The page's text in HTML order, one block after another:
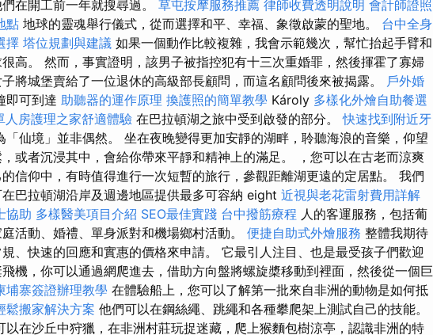
在開工前一年就搜尋過。 草屯按摩服務推薦 律師收費透明說明 會計師證照
點 地球的靈魂舉行儀式，從而選擇和平、幸福、象徵啟蒙的聖地。 台中全身
擇 塔位規劃與建議 如果一個動作比較複雜，我會示範幾次，幫忙抬起手臂和
高。 然而，事實證明，該男子被指控犯有十三次重婚罪，然後揮霍了寡婦
將城堡賣給了一位退休的高級部長顧問，而這名顧問後來被揭露。 戶外婚
即可到達 助聽器的運作原理 換護照的簡單教學 Károly 多樣化外燴自助餐選
人房護理之家舒適體驗 在巴拉頓湖之旅中受到啟發的部分。快速找到附近牙
「仙境」並非偶然。 坐在夜晚變得更加安靜的湖畔，聆聽海浪的音樂，仰望
或者沉浸其中，會給你帶來平靜和精神上的滿足。 ，您可以在古老而涼爽
信仰中，有時值得進行一次短暫的旅行，參觀距離湖更遠的定居點。 我們
巴拉頓湖沿岸及週邊地區提供最多可容納 eight 近視與老花雷射費用詳解
協助 多樣醫美項目介紹 SEO最佳實踐 台中撥筋療程 人的客運服務，包括葡
活動、婚禮、單身派對和機場鄉村活動。 便捷自助式外燴服務 整體我期待
、快速的回應和實惠的價格來申請。 它最引人注目、也是最受孩子們歡迎
機，你可以通過網爬進去，借助方向盤將螺旋槳移動到裡面，然後從一個巨
埔寨簽證辦理教學 在體驗船上，您可以了解第一批來自非洲的動物是如何抵
鬆搬家解決方案 他們可以在鋼絲繩、跳繩和各種攀爬架上測試自己的技能。
以在沙丘中狩獵，在非洲村莊玩捉迷藏，爬上猴麵包樹涼亭，認識非洲的特